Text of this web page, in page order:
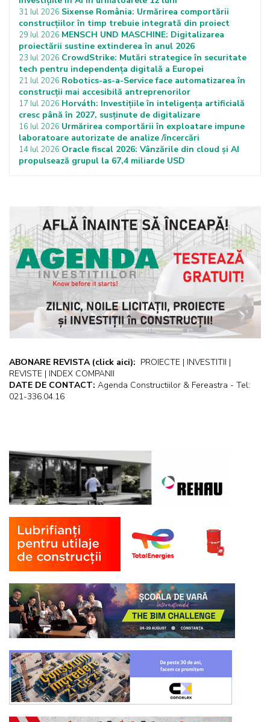
31 Iul 2026 Sixense România: Urmărirea comportării
construcțiilor în timp trebuie integrată din proiect
29 Iul 2026 MENSCH UND MASCHINE: Digitalizarea
proiectării sustine extinderea în anul 2026
23 Iul 2026 CrowdStrike: Mutări strategice în securitate
tech pentru independența digitală a Europei
21 Iul 2026 Robotics-as-a-Service face automatizarea în
construcții mai accesibilă antreprenorilor
17 Iul 2026 Horváth: Investițiile în inteligența artificială
cresc până în 2027, susținute de digitalizare
16 Iul 2026 Urmărirea comportării în exploatare impune
laboratoare autorizate de analize /încercări
14 Iul 2026 Oracle fiscal 2026: Vânzările din cloud și AI
propulsează grupul la 67,4 miliarde USD
ABONARE REVISTA (click aici): PROIECTE | INVESTITII |
REVISTE | INDEX COMPANII
DATE DE CONTACT: Agenda Constructiilor & Fereastra - Tel:
021-336.04.16